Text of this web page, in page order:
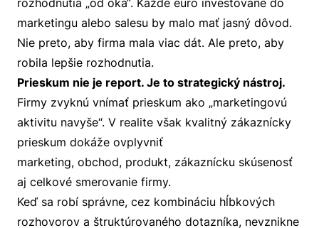
rozhodnutia „od oka“. Každé euro investované do
marketingu alebo salesu by malo mať jasný dôvod.
Nie preto, aby firma mala viac dát. Ale preto, aby
robila lepšie rozhodnutia.
Prieskum nie je report. Je to strategický nástroj.
Firmy zvyknú vnímať prieskum ako „marketingovú
aktivitu navyše“. V realite však kvalitný zákaznícky
prieskum dokáže ovplyvniť
marketing, obchod, produkt, zákaznícku skúsenosť
aj celkové smerovanie firmy.
Keď sa robí správne, cez kombináciu hĺbkových
rozhovorov a štruktúrovaného dotazníka, nevznikne